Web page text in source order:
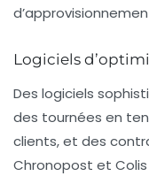
Logiciels
Des logiciels
des tournées en
clients, et des
Chronopost et